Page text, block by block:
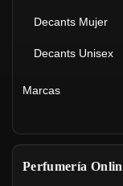
Decants Mujer
Decants Unisex
Marcas
Perfumería